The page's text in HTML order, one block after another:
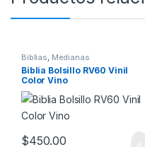
Biblias, Medianas
Biblia Bolsillo RV60 Vinil
Color Vino
$450.00